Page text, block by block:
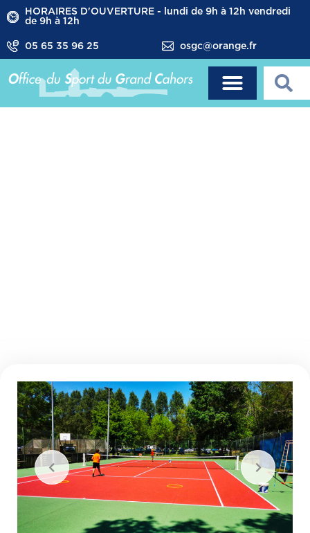
HORAIRES D'OUVERTURE - lundi de 9h à 12h vendredi
de 9h à 12h
05 65 35 96 25 osgc@orange.fr